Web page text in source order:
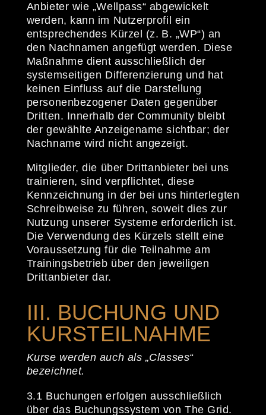
Anbieter wie „Wellpass“ abgewickelt
werden, kann im Nutzerprofil ein
entsprechendes Kürzel (z. B. „WP“) an
den Nachnamen angefügt werden. Diese
Maßnahme dient ausschließlich der
systemseitigen Differenzierung und hat
keinen Einfluss auf die Darstellung
personenbezogener Daten gegenüber
Dritten. Innerhalb der Community bleibt
der gewählte Anzeigename sichtbar; der
Nachname wird nicht angezeigt.
Mitglieder, die über Drittanbieter bei uns
trainieren, sind verpflichtet, diese
Kennzeichnung in der bei uns hinterlegten
Schreibweise zu führen, soweit dies zur
Nutzung unserer Systeme erforderlich ist.
Die Verwendung des Kürzels stellt eine
Voraussetzung für die Teilnahme am
Trainingsbetrieb über den jeweiligen
Drittanbieter dar.
III. BUCHUNG UND
KURSTEILNAHME
Kurse werden auch als „Classes“
bezeichnet.
3.1 Buchungen erfolgen ausschließlich
über das Buchungssystem von The Grid.